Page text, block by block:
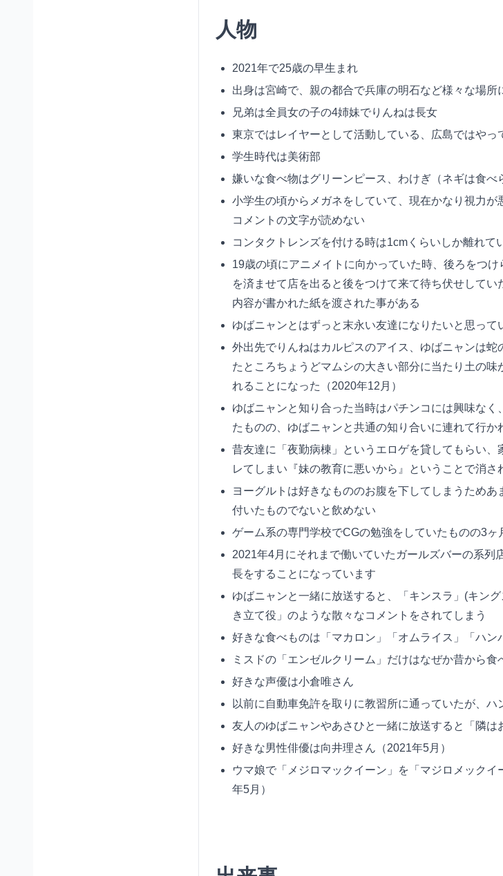
人物
2021年で25歳の早生まれ
出身は宮崎で、親の都合で兵庫の明石など様々な場
兄弟は全員女の子の4姉妹でりんねは長女
東京ではレイヤーとして活動している、広島ではやっ
学生時代は美術部
嫌いな食べ物はグリーンピース、わけぎ（ネギは食べ
小学生の頃からメガネをしていて、現在かなり視力
コメントの文字が読めない
コンタクトレンズを付ける時は1cmくらいしか離れ
19歳の頃にアニメイトに向かっていた時、後ろをつ
を済ませて店を出ると後をつけて来て待ち伏せして
内容が書かれた紙を渡された事がある
ゆばニャンとはずっと末永い友達になりたいと思って
外出先でりんねはカルピスのアイス、ゆばニャンは
たところちょうどマムシの大きい部分に当たり土の
れることになった（2020年12月）
ゆばニャンと知り合った当時はパチンコには興味な
たものの、ゆばニャンと共通の知り合いに連れて行か
昔友達に「夜勤病棟」というエロゲを貸してもらい
レてしまい『妹の教育に悪いから』ということで消さ
ヨーグルトは好きなもののお腹を下してしまうため
付いたものでないと飲めない
ゲーム系の専門学校でCGの勉強をしていたものの3ヶ
2021年4月にそれまで働いていたガールズバーの系
長をすることになっています
ゆばニャンと一緒に放送すると、「キンスラ」(キン
き立て役」のような散々なコメントをされてしまう
好きな食べものは「マカロン」「オムライス」「ハン
ミスドの「エンゼルクリーム」だけはなぜか昔から食
好きな声優は小倉唯さん
以前に自動車免許を取りに教習所に通っていたが、
友人のゆばニャンやあさひと一緒に放送すると「隣
好きな男性俳優は向井理さん（2021年5月）
ウマ娘で「メジロマックイーン」を「マジロメック
年5月）